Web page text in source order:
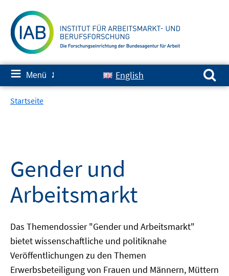
zum
Inhalt
≡ Menü ✘ English
Suchen nach:
Startseite
Gender und
Arbeitsmarkt
Das Themendossier "Gender und Arbeitsmarkt"
bietet wissenschaftliche und politiknahe
Veröffentlichungen zu den Themen
Erwerbsbeteiligung von Frauen und Männern, Müttern